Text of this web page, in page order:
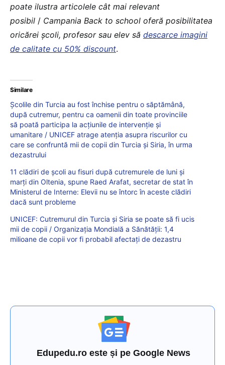
poate ilustra articolele cât mai relevant
posibil / Campania Back to school oferă posibilitatea
oricărei școli, profesor sau elev să descarce imagini
de calitate cu 50% discount.
Similare
Școlile din Turcia au fost închise pentru o săptămână,
după cutremur, pentru ca oamenii din toate provinciile
să poată participa la acțiunile de intervenție și
umanitare / UNICEF atrage atenția asupra riscurilor cu
care se confruntă mii de copii din Turcia și Siria, în urma
dezastrului
11 clădiri de școli au fisuri după cutremurele de luni și
marți din Oltenia, spune Raed Arafat, secretar de stat în
Ministerul de Interne: Elevii nu se întorc în aceste clădiri
dacă sunt probleme
UNICEF: Cutremurul din Turcia și Siria se poate să fi ucis
mii de copii / Organizația Mondială a Sănătății: 1,4
milioane de copii vor fi probabil afectați de dezastru
Edupedu.ro este și pe Google News